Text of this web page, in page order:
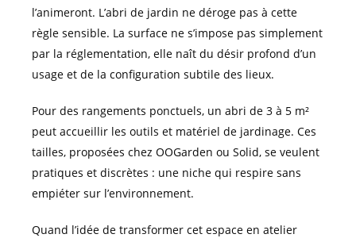
l’animeront. L’abri de jardin ne déroge pas à cette
règle sensible. La surface ne s’impose pas simplement
par la réglementation, elle naît du désir profond d’un
usage et de la configuration subtile des lieux.
Pour des rangements ponctuels, un abri de 3 à 5 m²
peut accueillir les outils et matériel de jardinage. Ces
tailles, proposées chez OOGarden ou Solid, se veulent
pratiques et discrètes : une niche qui respire sans
empiéter sur l’environnement.
Quand l’idée de transformer cet espace en atelier